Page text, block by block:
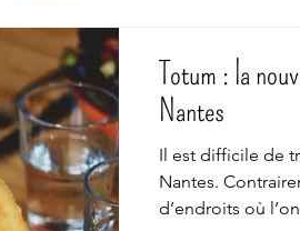
Totum : la
Nantes
Il est difficile de
Nantes.
d’endroits où